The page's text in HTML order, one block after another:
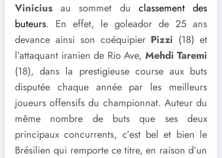
Vinicius au sommet du classement des
buteurs. En effet, le goleador de 25 ans
devance ainsi son coéquipier Pizzi (18) et
l’attaquant iranien de Rio Ave, Mehdi Taremi
(18), dans la prestigieuse course aux buts
disputée chaque année par les meilleurs
joueurs offensifs du championnat. Auteur du
même nombre de buts que ses deux
principaux concurrents, c’est bel et bien le
Brésilien qui remporte ce titre, en raison d’un